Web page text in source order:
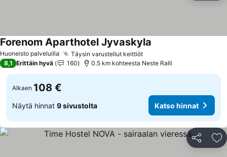
Huoneisto palveluilla Täysin varustellut keittiötKatso hinnat
Forenom Aparthotel Jyvaskyla
8,1 Erittäin hyvä 160 0.5 km kohteesta Neste Ralli
Alkaen 108 €
Näytä hinnat 9 sivustolta Katso hinnat
Jaa